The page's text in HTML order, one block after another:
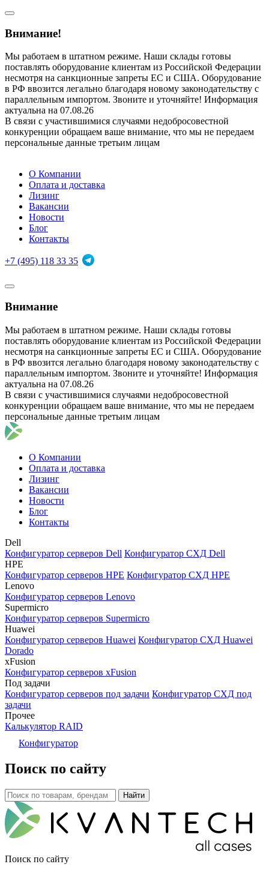
Внимание!
Мы работаем в штатном режиме. Наши склады готовы
поставлять оборудование клиентам из Российской Федерации
несмотря на санкционные запреты ЕС и США. Оборудование
в РФ ввозится легально благодаря новому законодательству с
параллельным импортом. Звоните и уточняйте! Информация
актуальна на 07.08.26
В связи с участившимися случаями недобросовестной
конкуренции обращаем ваше внимание, что мы не передаем
персональные данные третьим лицам
О Компании
Оплата и доставка
Лизинг
Вакансии
Новости
Блог
Контакты
+7 (495) 118 33 35
Внимание
Мы работаем в штатном режиме. Наши склады готовы
поставлять оборудование клиентам из Российской Федерации
несмотря на санкционные запреты ЕС и США. Оборудование
в РФ ввозится легально благодаря новому законодательству с
параллельным импортом. Звоните и уточняйте! Информация
актуальна на 07.08.26
В связи с участившимися случаями недобросовестной
конкуренции обращаем ваше внимание, что мы не передаем
персональные данные третьим лицам
О Компании
Оплата и доставка
Лизинг
Вакансии
Новости
Блог
Контакты
Dell
Конфигуратор серверов Dell Конфигуратор СХД Dell
HPE
Конфигуратор серверов HPE Конфигуратор СХД HPE
Lenovo
Конфигуратор серверов Lenovo
Supermicro
Конфигуратор серверов Supermicro
Huawei
Конфигуратор серверов Huawei Конфигуратор СХД Huawei
Dorado
xFusion
Конфигуратор серверов xFusion
Под задачи
Конфигуратор серверов под задачи Конфигуратор СХД под
задачи
Прочее
Калькулятор RAID
Конфигуратор
Поиск по сайту
Поиск по сайту